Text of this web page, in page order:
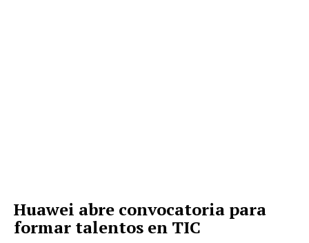
Huawei abre convocatoria para
formar talentos en TIC